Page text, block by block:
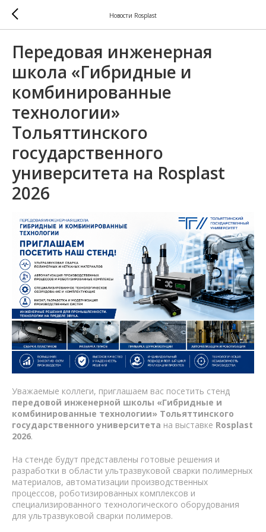
Новости Rosplast
Передовая инженерная
школа «Гибридные и
комбинированные
технологии»
Тольяттинского
государственного
университета на Rosplast
2026
Уважаемые коллеги, приглашаем вас посетить стенд
передовой инженерной школы «Гибридные и
комбинированные технологии» Тольяттинского
государственного университета на выставке Rosplast
2026.
На стенде будут представлены готовые решения и
разработки в области ультразвуковой сварки полимерных
материалов, автоматизации производственных
процессов, роботизированных комплексов и
специализированного технологического оборудования
для ультразвуковой сварки полимеров.